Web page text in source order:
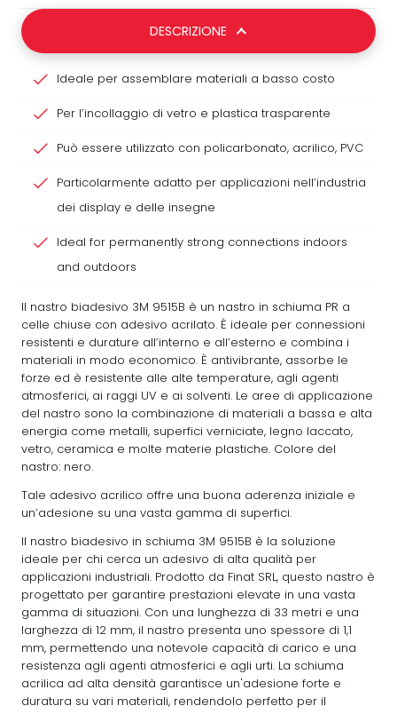
DESCRIZIONE
Ideale per assemblare materiali a basso costo
Per l’incollaggio di vetro e plastica trasparente
Può essere utilizzato con policarbonato, acrilico, PVC
Particolarmente adatto per applicazioni nell’industria
dei display e delle insegne
Ideal for permanently strong connections indoors
and outdoors
Il nastro biadesivo 3M 9515B è un nastro in schiuma PR a
celle chiuse con adesivo acrilato. È ideale per connessioni
resistenti e durature all’interno e all’esterno e combina i
materiali in modo economico. È antivibrante, assorbe le
forze ed è resistente alle alte temperature, agli agenti
atmosferici, ai raggi UV e ai solventi. Le aree di applicazione
del nastro sono la combinazione di materiali a bassa e alta
energia come metalli, superfici verniciate, legno laccato,
vetro, ceramica e molte materie plastiche. Colore del
nastro: nero.
Tale adesivo acrilico offre una buona aderenza iniziale e
un’adesione su una vasta gamma di superfici.
Il nastro biadesivo in schiuma 3M 9515B è la soluzione
ideale per chi cerca un adesivo di alta qualità per
applicazioni industriali. Prodotto da Finat SRL, questo nastro è
progettato per garantire prestazioni elevate in una vasta
gamma di situazioni. Con una lunghezza di 33 metri e una
larghezza di 12 mm, il nastro presenta uno spessore di 1,1
mm, permettendo una notevole capacità di carico e una
resistenza agli agenti atmosferici e agli urti. La schiuma
acrilica ad alta densità garantisce un'adesione forte e
duratura su vari materiali, rendendolo perfetto per il